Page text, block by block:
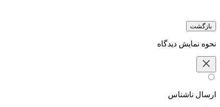
بازگشت
نحوه نمایش دیدگاه‌
ارسال ناشناس